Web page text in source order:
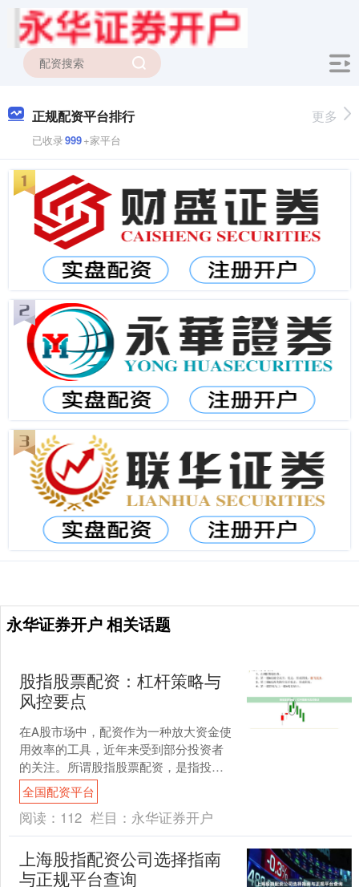
正规配资平台排行
已收录999+家平台
更多
永华证券开户 相关话题
股指股票配资：杠杆策略与
风控要点
在A股市场中，配资作为一种放大资金使
用效率的工具，近年来受到部分投资者
的关注。所谓股指股票配资，是指投资
者通过配资平台或机构，以自有资金作
为保证金，借入额外资金....
全国配资平台
阅读： 112 栏目： 永华证券开户
上海股指配资公司选择指南
与正规平台查询